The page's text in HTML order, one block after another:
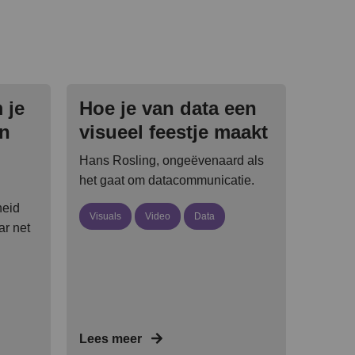
je
net
Hoe je van data een
visueel feestje maakt
Hans Rosling, ongeëvenaard als
het gaat om datacommunicatie.
Visuals Video Data
Lees meer